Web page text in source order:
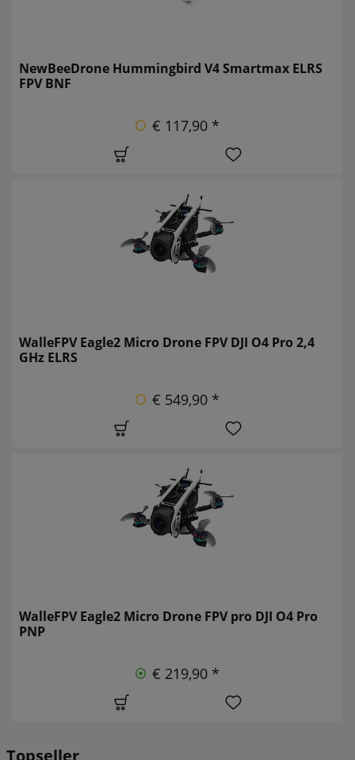
NewBeeDrone Hummingbird V4 Smartmax ELRS
FPV BNF
€ 117,90 *
WalleFPV Eagle2 Micro Drone FPV DJI O4 Pro 2,4
GHz ELRS
€ 549,90 *
WalleFPV Eagle2 Micro Drone FPV pro DJI O4 Pro
PNP
€ 219,90 *
Topseller